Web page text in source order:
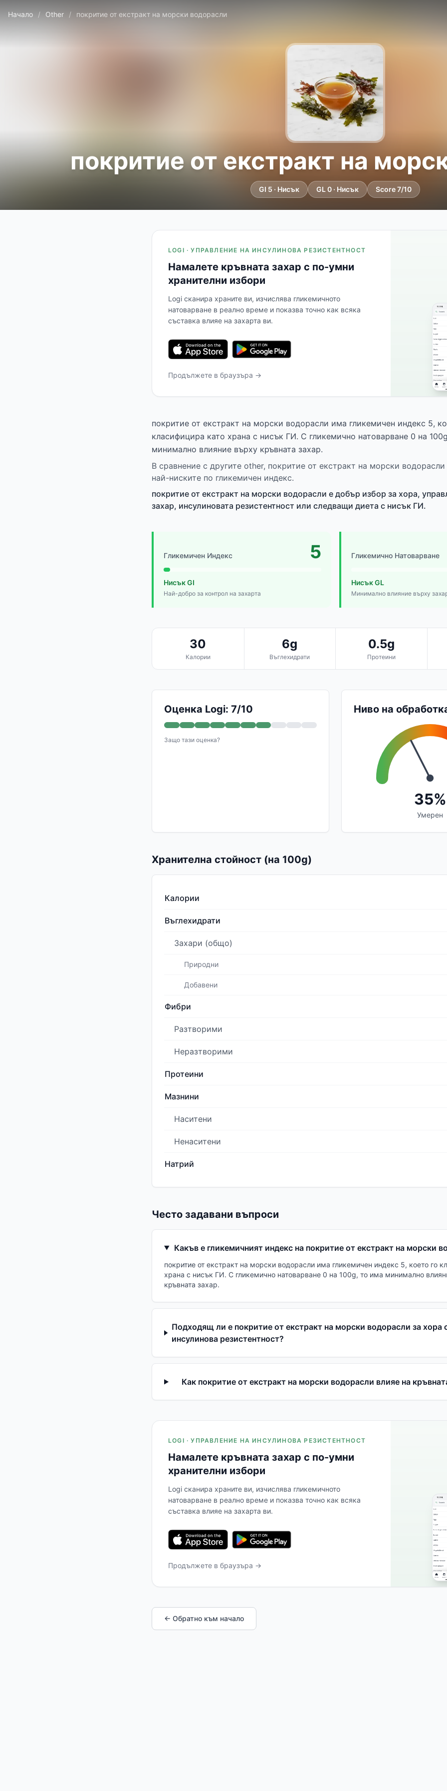
Начало / Other / покритие от екстракт на морски водорасли
покритие от екстракт на
GI 5 · Нисък GL 0 · Нисък Score 7/10
LOGI · УПРАВЛЕНИЕ НА ИНСУЛИНОВА РЕЗИСТЕНТНОСТ
Намалете кръвната захар с по-умни
хранителни избори
Logi сканира храните ви, изчислява гликемичното
натоварване в реално време и показва точно как всяка
съставка влияе на захарта ви.
Продължете в браузъра →
покритие от екстракт на морски водорасли има гликемичен индекс 5,
класифицира като храна с нисък ГИ. С гликемично натоварване 0 на
минимално влияние върху кръвната захар.
В сравнение с другите other, покритие от екстракт на морски
най-ниските по гликемичен индекс.
покритие от екстракт на морски водорасли е добър избор за хора,
захар, инсулиновата резистентност или следващи диета с нисък ГИ.
Гликемичен Индекс 5
Нисък GI
Най-добро за контрол на захарта
Гликемично Натоварване
Нисък GL
Минимално влияние върху
30
Калории
6g
Въглехидрати
0.5g
Протеини
Оценка Logi: 7/10
Защо тази оценка?
Ниво на
35%
Умерен
Хранителна стойност (на 100g)
Калории
Въглехидрати
Захари (общо)
Природни
Добавени
Фибри
Разтворими
Неразтворими
Протеини
Мазнини
Наситени
Ненаситени
Натрий
Често задавани въпроси
Какъв е гликемичният индекс на покритие от екстракт на морски
покритие от екстракт на морски водорасли има гликемичен индекс 5, което го
храна с нисък ГИ. С гликемично натоварване 0 на 100g, то има минимално
кръвната захар.
Подходящ ли е покритие от екстракт на морски водорасли за хора
инсулинова резистентност?
Как покритие от екстракт на морски водорасли влияе на
LOGI · УПРАВЛЕНИЕ НА ИНСУЛИНОВА РЕЗИСТЕНТНОСТ
Намалете кръвната захар с по-умни
хранителни избори
Logi сканира храните ви, изчислява гликемичното
натоварване в реално време и показва точно как всяка
съставка влияе на захарта ви.
Продължете в браузъра →
← Обратно към начало